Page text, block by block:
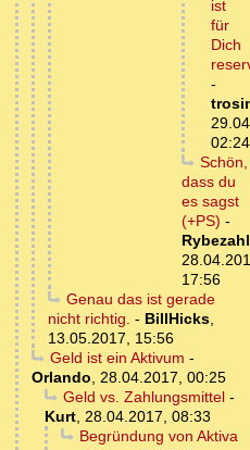
ist
für
Dich
-
02:24
Schön,
dass du
es sagst
(+PS) -
Rybezahl
17:56
Genau das ist gerade
nicht richtig. - BillHicks,
13.05.2017, 15:56
Geld ist ein Aktivum -
Orlando, 28.04.2017, 00:25
Geld vs. Zahlungsmittel-
Kurt, 28.04.2017, 08:33
Begründung von Aktiva